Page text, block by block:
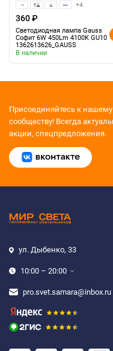
+4
360 ₽
Светодиодная лампа Gauss
Софит 6W 450Lm 4100K GU10
1362613626_GAUSS
В наличии
Присоединяйтесь к нашему
сообществу! Всегда
акции, спецпредложения.
ул. Дыбенко, 33
10:00 – 20:00
pro.svet.samara@inbox.ru